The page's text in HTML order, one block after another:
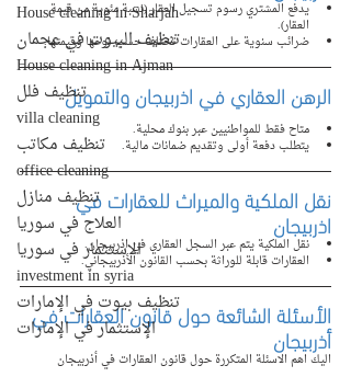
House cleaning in Sharjah
تنظيف البيوت في عجمان
House cleaning in Ajman
تنظيف فلل
villa cleaning
تنظيف مكاتب
office cleaning
تنظيف منازل
العلاج في سوريا
الاستثمار في سوريا
investment in syria
تنظيف بيوت في الإمارات
الإستثمار في الإمارات
يدفع المشتري رسوم تسجيل العقار (نسبة مئوية من قيمة
العقار).
ضرائب سنوية على العقارات تختلف حسب نوعها وقيمتها.
الرهن العقاري في اذربيجان والتمويل
متاح فقط للمواطنيين عبر بنوك محلية.
يتطلب دفعة أولى وتقديم ضمانات مالية.
نقل الملكية والميراث للعقارات في
اذربيجان
نقل الملكية يتم عبر السجل العقاري في اذربيجان.
العقارات قابلة للوراثة بحسب القانون الأذربيجاني.
الأسئلة الشائعة حول قانون العقارات في
أذربيجان
اليك اهم الاسئلة المتكررة حول قانون العقارات في أذربيجان